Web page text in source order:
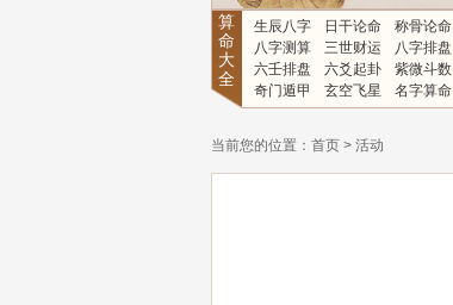
算
命
大
全
生辰八字 日干论命
称骨论命
八字测算
三世财运
八字排盘
六壬排盘
六爻起卦
紫微斗数
奇门遁甲
玄空飞星 名字算命
当前您的位置： 首页 > 活动